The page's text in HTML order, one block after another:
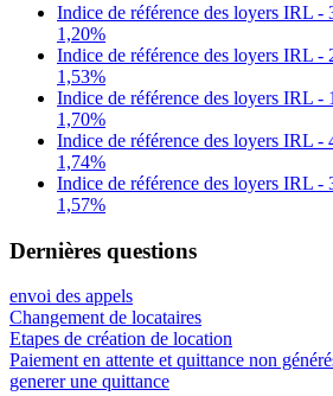
Indice de référence des loyers IRL -
1,20%
Indice de référence des loyers IRL -
1,53%
Indice de référence des loyers IRL -
1,70%
Indice de référence des loyers IRL -
1,74%
Indice de référence des loyers IRL -
1,57%
Dernières questions
envoi des appels
Changement de locataires
Etapes de création de location
Paiement en attente et quittance non
generer une quittance